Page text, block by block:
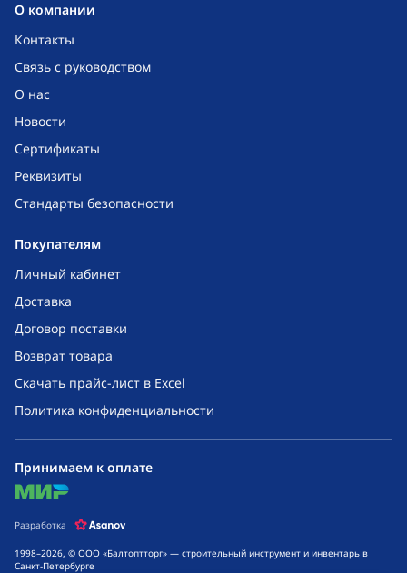
O компании
Контакты
Связь с руководством
О нас
Новости
Сертификаты
Реквизиты
Стандарты безопасности
Покупателям
Личный кабинет
Доставка
Договор поставки
Возврат товара
Скачать прайс-лист в Excel
Политика конфиденциальности
1998–2026, © ООО «Балтоптторг» — строительный инструмент и инвентарь в
Санкт-Петербурге
Принимаем к оплате
mir
Разработка